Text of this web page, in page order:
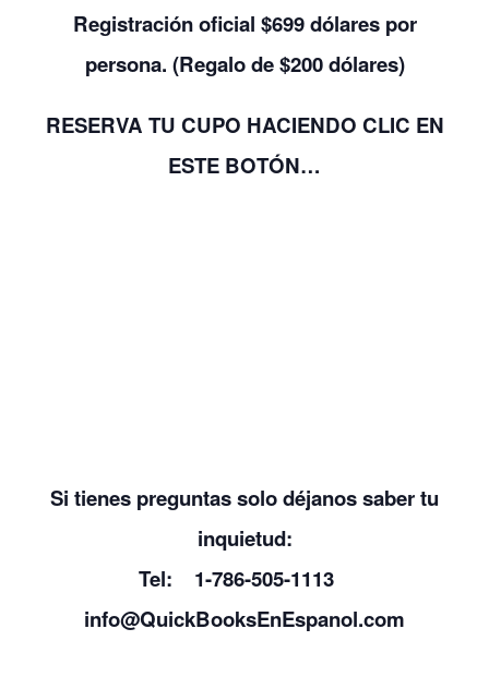
Registración oficial $699 dólares por
persona. (Regalo de $200 dólares)
RESERVA TU CUPO HACIENDO CLIC EN
ESTE BOTÓN…
Si tienes preguntas solo déjanos saber tu
inquietud:
Tel: 1-786-505-1113
info@QuickBooksEnEspanol.com